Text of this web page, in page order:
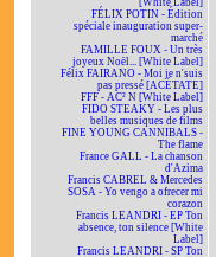
[White Label]
FÉLIX POTIN - Édition
spéciale inauguration super-
marché
FAMILLE FOUX - Un très
joyeux Noël... [White Label]
Félix FAIRANO - Moi je n'suis
pas pressé [ACÉTATE]
FFF - AC² N [White Label]
FIDO STEAKY - Les plus
belles musiques de films
FINE YOUNG CANNIBALS -
The flame
France GALL - La chanson
d'Azima
Francis CABREL & Mercedes
SOSA - Yo vengo a ofrecer mi
corazon
Francis LEANDRI - EP Ton
absence, ton silence [White
Label]
Francis LEANDRI - SP Ton